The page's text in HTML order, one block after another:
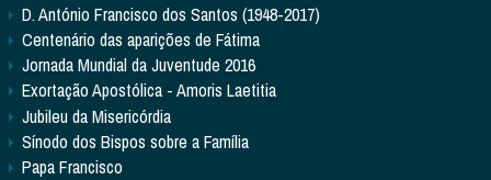
D. António Francisco dos Santos (1948-2017)
Centenário das aparições de Fátima
Jornada Mundial da Juventude 2016
Exortação Apostólica - Amoris Laetitia
Jubileu da Misericórdia
Sínodo dos Bispos sobre a Família
Papa Francisco